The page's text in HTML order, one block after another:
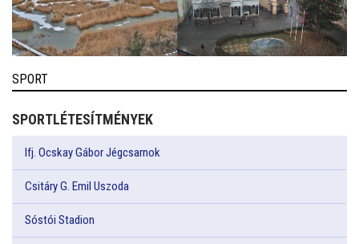
SPORT
SPORTLÉTESÍTMÉNYEK
Ifj. Ocskay Gábor Jégcsarnok
Csitáry G. Emil Uszoda
Sóstói Stadion